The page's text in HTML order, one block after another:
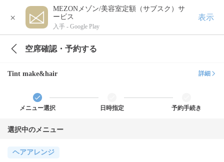
×
MEZONメゾン/美容室定額（サブスク）サ
ービス
入手 - Google Play
表示
空席確認・予約する
Tint make&hair 詳細
メニュー選択 日時指定 予約手続き
選択中のメニュー
ヘアアレンジ